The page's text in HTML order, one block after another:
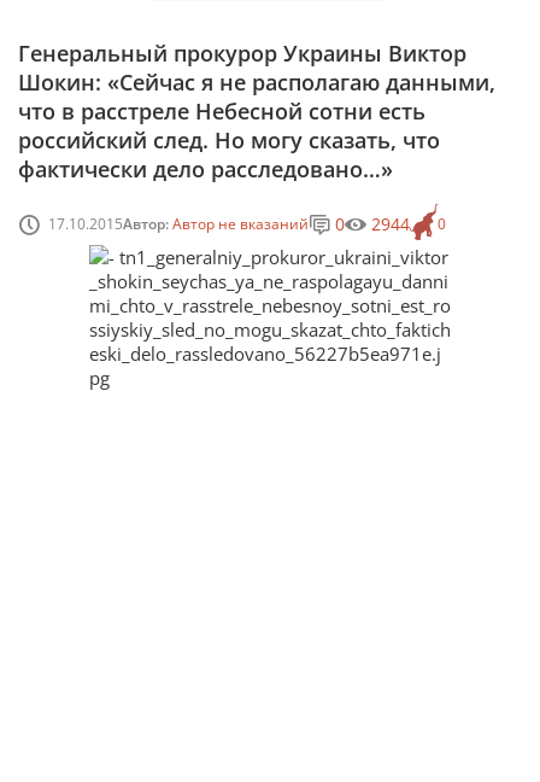
Генеральный прокурор Украины Виктор
Шокин: «Сейчас я не располагаю данными,
что в расстреле Небесной сотни есть
российский след. Но могу сказать, что
фактически дело расследовано…»
17.10.2015Автор:Автор не вказаний 0
0 2944